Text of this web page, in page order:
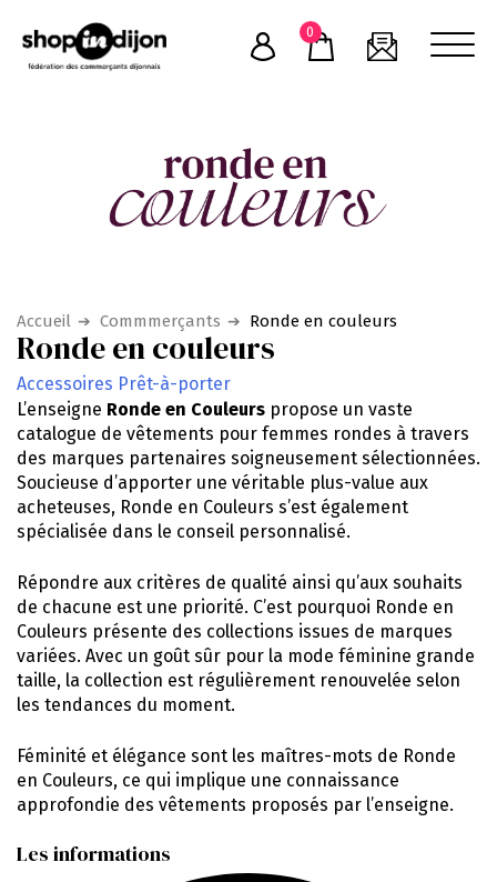
content
0
Accueil Commmerçants Ronde en couleurs
Ronde en couleurs
Accessoires Prêt-à-porter
L’enseigne Ronde en Couleurs propose un vaste
catalogue de vêtements pour femmes rondes à travers
des marques partenaires soigneusement sélectionnées.
Soucieuse d’apporter une véritable plus-value aux
acheteuses, Ronde en Couleurs s’est également
spécialisée dans le conseil personnalisé.
Répondre aux critères de qualité ainsi qu’aux souhaits
de chacune est une priorité. C’est pourquoi Ronde en
Couleurs présente des collections issues de marques
variées. Avec un goût sûr pour la mode féminine grande
taille, la collection est régulièrement renouvelée selon
les tendances du moment.
Féminité et élégance sont les maîtres-mots de Ronde
en Couleurs, ce qui implique une connaissance
approfondie des vêtements proposés par l’enseigne.
Les informations